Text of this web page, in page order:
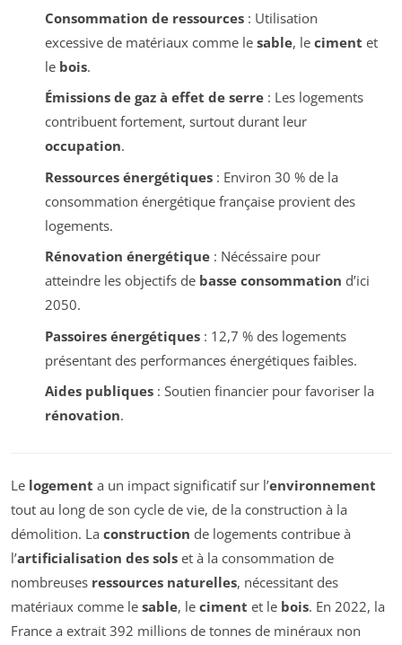
Consommation de ressources: Utilisation
excessive de matériaux comme le sable, le ciment et
le bois.
Émissions de gaz à effet de serre: Les logements
contribuent fortement, surtout durant leur
occupation.
Ressources énergétiques: Environ 30 % de la
consommation énergétique française provient des
logements.
Rénovation énergétique: Nécéssaire pour
atteindre les objectifs de basse consommation d’ici
2050.
Passoires énergétiques: 12,7 % des logements
présentant des performances énergétiques faibles.
Aides publiques: Soutien financier pour favoriser la
rénovation.
Le logement a un impact significatif sur l’environnement
tout au long de son cycle de vie, de la construction à la
démolition. La construction de logements contribue à
l’artificialisation des sols et à la consommation de
nombreuses ressources naturelles, nécessitant des
matériaux comme le sable, le ciment et le bois. En 2022, la
France a extrait 392 millions de tonnes de minéraux non